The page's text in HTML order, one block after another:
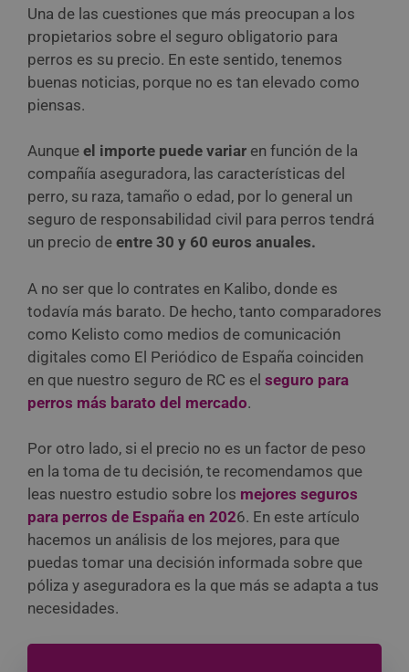
Una de las cuestiones que más preocupan a los
propietarios sobre el seguro obligatorio para
perros es su precio. En este sentido, tenemos
buenas noticias, porque no es tan elevado como
piensas.
Aunque el importe puede variar en función de la
compañía aseguradora, las características del
perro, su raza, tamaño o edad, por lo general un
seguro de responsabilidad civil para perros tendrá
un precio de entre 30 y 60 euros anuales.
A no ser que lo contrates en Kalibo, donde es
todavía más barato. De hecho, tanto comparadores
como Kelisto como medios de comunicación
digitales como El Periódico de España coinciden
en que nuestro seguro de RC es el seguro para
perros más barato del mercado.
Por otro lado, si el precio no es un factor de peso
en la toma de tu decisión, te recomendamos que
leas nuestro estudio sobre los mejores seguros
para perros de España en 2026. En este artículo
hacemos un análisis de los mejores, para que
puedas tomar una decisión informada sobre que
póliza y aseguradora es la que más se adapta a tus
necesidades.